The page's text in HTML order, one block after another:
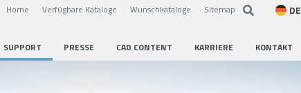
Home Verfügbare Kataloge Wunschkataloge Sitemap DE
SUPPORT PRESSE CAD CONTENT KARRIERE KONTAKT